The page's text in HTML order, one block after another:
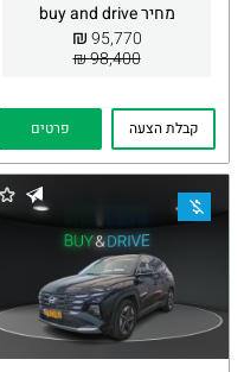
מחיר buy and drive
95,770
₪
98,400 ₪
קבלת הצעה פרטים